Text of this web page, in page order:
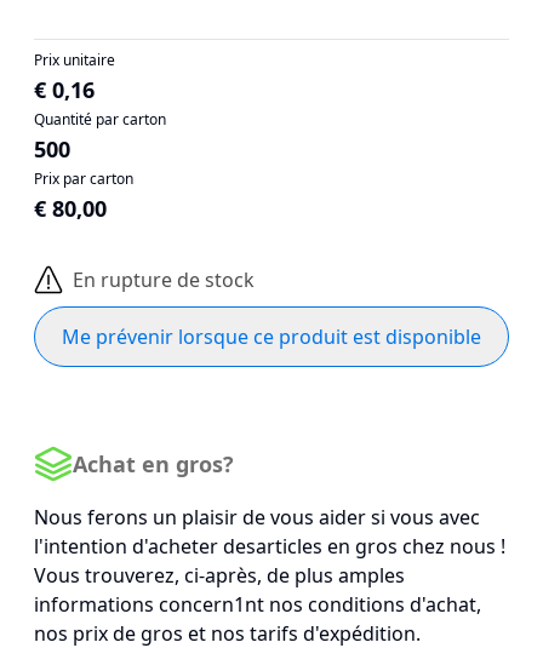
Prix unitaire
€ 0,16
Quantité par carton
500
Prix par carton
€ 80,00
En rupture de stock
Me prévenir lorsque ce produit est disponible
Achat en gros?
Nous ferons un plaisir de vous aider si vous avec
l'intention d'acheter desarticles en gros chez nous !
Vous trouverez, ci-après, de plus amples
informations concern1nt nos conditions d'achat,
nos prix de gros et nos tarifs d'expédition.